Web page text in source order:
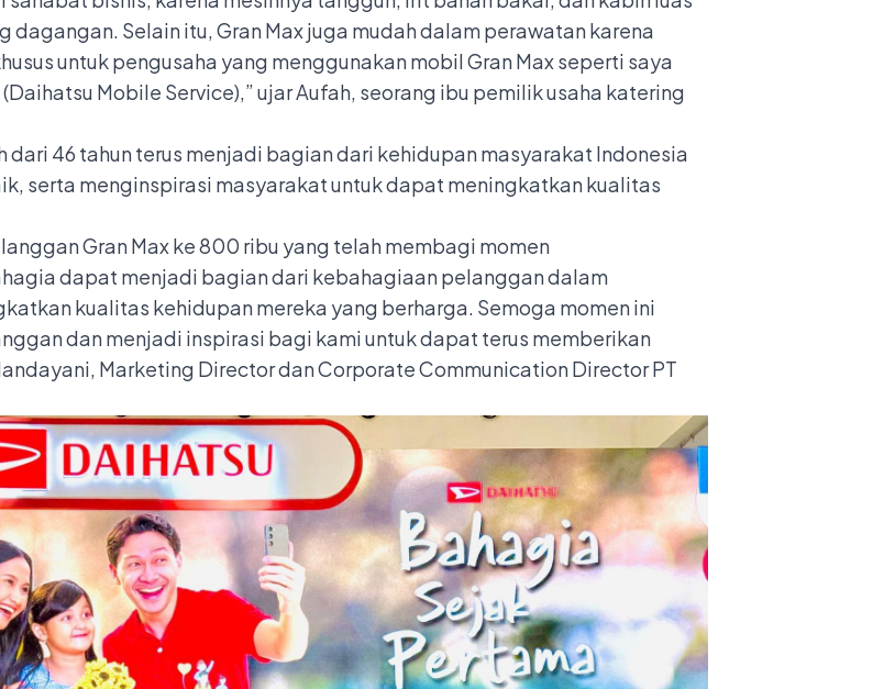
dagangan. Selain itu, Gran Max juga mudah dalam perawatan karena
untuk pengusaha yang menggunakan mobil Gran Max seperti saya
Mobile Service),” ujar Aufah, seorang ibu pemilik usaha katering
46 tahun terus menjadi bagian dari kehidupan masyarakat Indonesia
serta menginspirasi masyarakat untuk dapat meningkatkan kualitas
Gran Max ke 800 ribu yang telah membagi momen
dapat menjadi bagian dari kebahagiaan pelanggan dalam
kualitas kehidupan mereka yang berharga. Semoga momen ini
dan menjadi inspirasi bagi kami untuk dapat terus memberikan
Marketing Director dan Corporate Communication Director PT